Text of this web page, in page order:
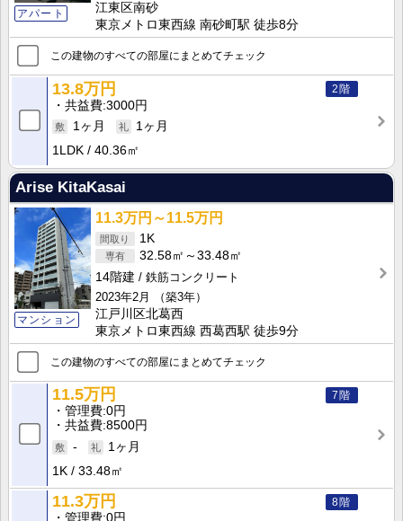
アパート
江東区南砂
東京メトロ東西線 南砂町駅 徒歩8分
この建物のすべての部屋にまとめてチェック
2階
13.8万円
共益費 3000円
1ヶ月
1ヶ月
1LDK
40.36㎡
Arise KitaKasai
マンション
11.3万円～11.5万円
1K
32.58㎡～33.48㎡
14階建
鉄筋コンクリート
2023年2月
（築3年）
江戸川区北葛西
東京メトロ東西線 西葛西駅 徒歩9分
この建物のすべての部屋にまとめてチェック
7階
11.5万円
管理費 0円
共益費 8500円
-
1ヶ月
1K
33.48㎡
8階
11.3万円
管理費 0円